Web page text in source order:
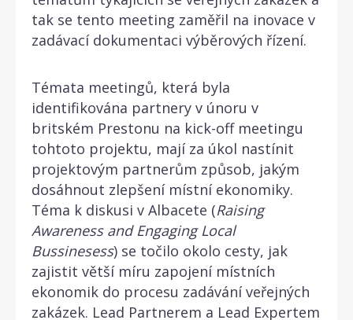
tak se tento meeting zaměřil na inovace v
zadávací dokumentaci výběrových řízení.
Témata meetingů, která byla
identifikována partnery v únoru v
britském Prestonu na kick-off meetingu
tohtoto projektu, mají za úkol nastínit
projektovým partnerům způsob, jakým
dosáhnout zlepšení místní ekonomiky.
Téma k diskusi v Albacete (Raising
Awareness and Engaging Local
Bussinesess) se točilo okolo cesty, jak
zajistit větší míru zapojení místních
ekonomik do procesu zadávání veřejných
zakázek. Lead Partnerem a Lead Expertem